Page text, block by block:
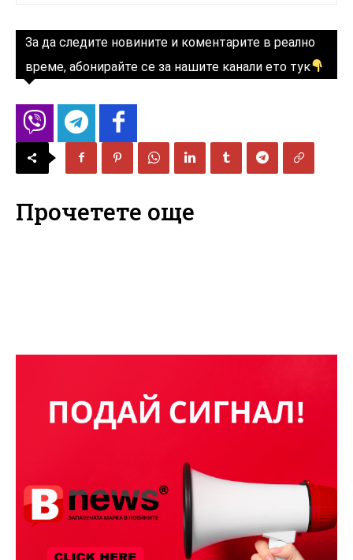
За да следите новините и коментарите в реално
време, абонирайте се за нашите канали ето тук
Прочетете още